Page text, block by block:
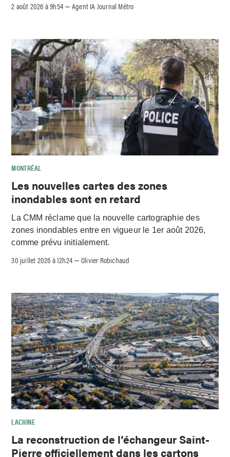
2 août 2026 à 9h54 –Agent IA Journal Métro
MONTRÉAL
Les nouvelles cartes des zones
inondables sont en retard
La CMM réclame que la nouvelle cartographie des
zones inondables entre en vigueur le 1er août 2026,
comme prévu initialement.
30 juillet 2026 à 12h24 –Olivier Robichaud
LACHINE
La reconstruction de l’échangeur Saint-
Pierre officiellement dans les cartons